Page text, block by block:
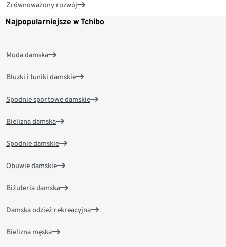
Zrównoważony rozwój
Najpopularniejsze w Tchibo
Moda damska
Bluzki i tuniki damskie
Spodnie sportowe damskie
Bielizna damska
Spodnie damskie
Obuwie damskie
Biżuteria damska
Damska odzież rekreacyjna
Bielizna męska